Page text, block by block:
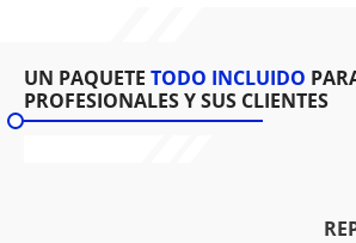
UN PAQUETE TODO INCLUIDO
PROFESIONALES Y SUS CLIENTES